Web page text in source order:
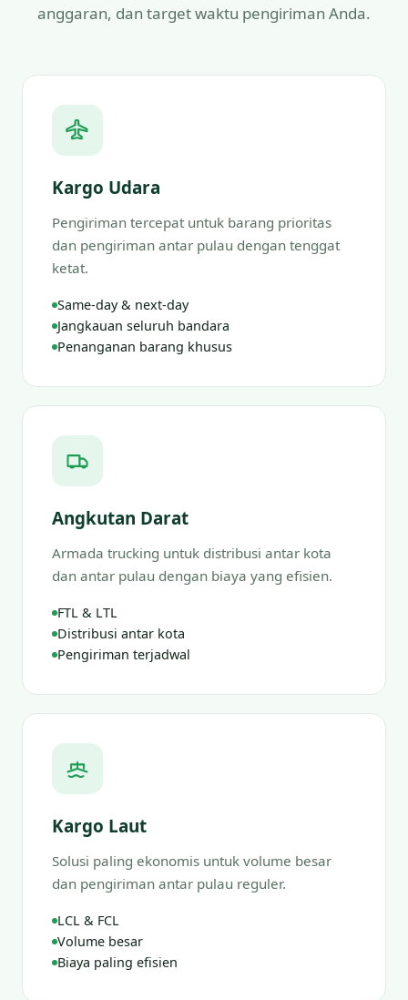
anggaran, dan target waktu pengiriman Anda.
Kargo Udara
Pengiriman tercepat untuk barang prioritas
dan pengiriman antar pulau dengan tenggat
ketat.
Same-day & next-day
Jangkauan seluruh bandara
Penanganan barang khusus
Angkutan Darat
Armada trucking untuk distribusi antar kota
dan antar pulau dengan biaya yang efisien.
FTL & LTL
Distribusi antar kota
Pengiriman terjadwal
Kargo Laut
Solusi paling ekonomis untuk volume besar
dan pengiriman antar pulau reguler.
LCL & FCL
Volume besar
Biaya paling efisien